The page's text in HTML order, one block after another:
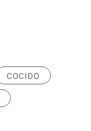
COCIDO